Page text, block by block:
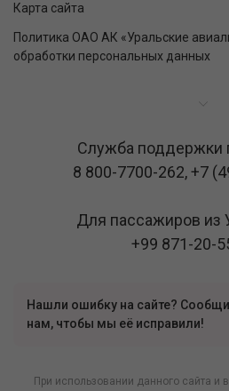
Карта сайта
Политика ОАО АК «Уральские
обработки персональных данных
Служба поддержки
8 800-7700-262,+7
Для пассажиров из
+99 871-20-
Нашли ошибку на сайте?
нам, чтобы мы её исправили!
При использовании данного сайта и